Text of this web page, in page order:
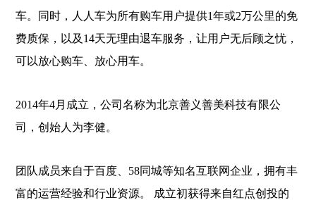
车。同时，人人车为所有购车用户提供1年或2万公里的免
费质保，以及14天无理由退车服务，让用户无后顾之忧，
可以放心购车、放心用车。
2014年4月成立，公司名称为北京善义善美科技有限公
司，创始人为李健。
团队成员来自于百度、58同城等知名互联网企业，拥有丰
富的运营经验和行业资源。 成立初获得来自红点创投的